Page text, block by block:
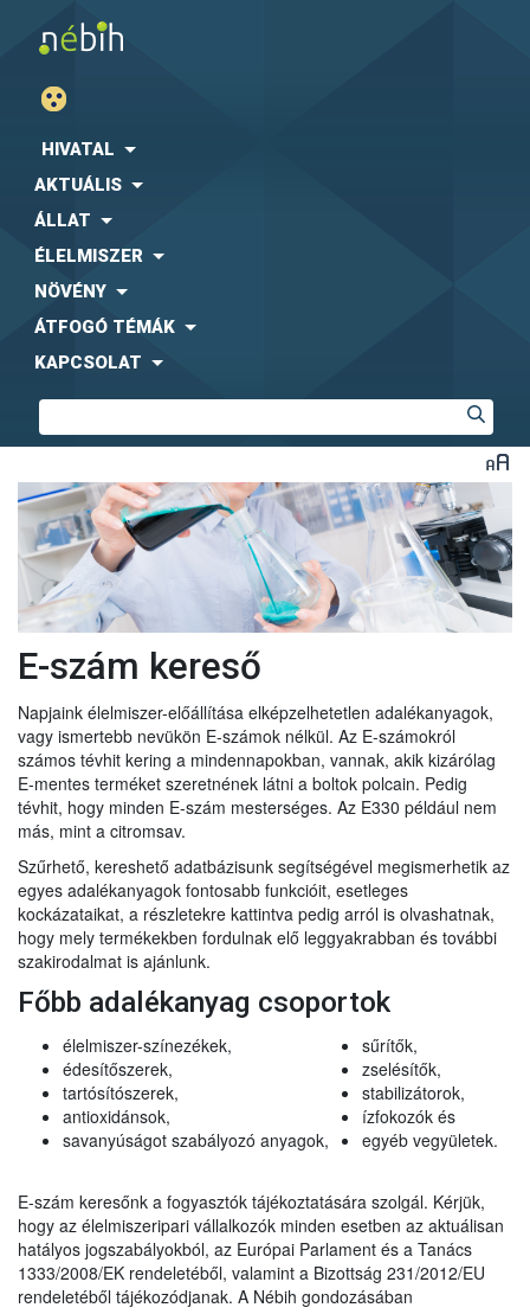
HIVATAL
AKTUÁLIS
ÁLLAT
ÉLELMISZER
NÖVÉNY
ÁTFOGÓ TÉMÁK
KAPCSOLAT
E-szám kereső
Napjaink élelmiszer-előállítása elképzelhetetlen adalékanyagok,
vagy ismertebb nevükön E-számok nélkül. Az E-számokról
számos tévhit kering a mindennapokban, vannak, akik kizárólag
E-mentes terméket szeretnének látni a boltok polcain. Pedig
tévhit, hogy minden E-szám mesterséges. Az E330 például nem
más, mint a citromsav.
Szűrhető, kereshető adatbázisunk segítségével megismerhetik az
egyes adalékanyagok fontosabb funkcióit, esetleges
kockázataikat, a részletekre kattintva pedig arról is olvashatnak,
hogy mely termékekben fordulnak elő leggyakrabban és további
szakirodalmat is ajánlunk.
Főbb adalékanyag csoportok
élelmiszer-színezékek,
édesítőszerek,
tartósítószerek,
antioxidánsok,
savanyúságot szabályozó anyagok,
sűrítők,
zselésítők,
stabilizátorok,
ízfokozók és
egyéb vegyületek.
E-szám keresőnk a fogyasztók tájékoztatására szolgál. Kérjük,
hogy az élelmiszeripari vállalkozók minden esetben az aktuálisan
hatályos jogszabályokból, az Európai Parlament és a Tanács
1333/2008/EK rendeletéből, valamint a Bizottság 231/2012/EU
rendeletéből tájékozódjanak. A Nébih gondozásában